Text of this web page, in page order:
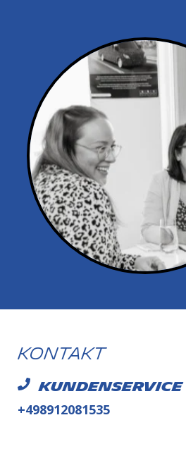
Kontakt
Kundenservice
+498912081535